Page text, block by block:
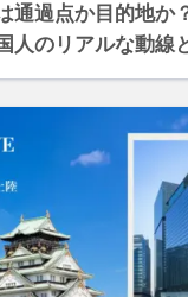
通過点か目的地か
人のリアルな動線